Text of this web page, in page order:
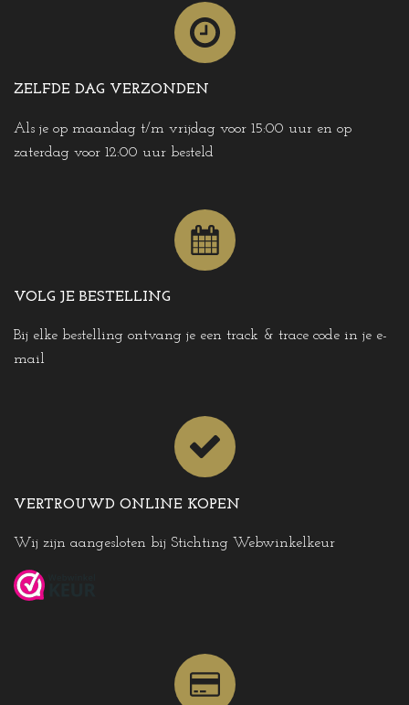
ZELFDE DAG VERZONDEN
Als je op maandag t/m vrijdag voor 15:00 uur en op
zaterdag voor 12:00 uur besteld
VOLG JE BESTELLING
Bij elke bestelling ontvang je een track & trace code in je e-
mail
VERTROUWD ONLINE KOPEN
Wij zijn aangesloten bij Stichting Webwinkelkeur